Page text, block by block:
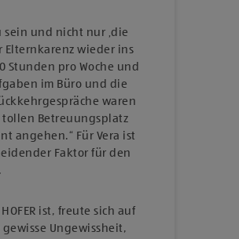
sein und nicht nur ‚die
Elternkarenz wieder ins
Stunden pro Woche und
im Büro und die
waren
Betreuungsplatz
angehen.“ Für Vera ist
Faktor für den
ist, freute sich auf
Ungewissheit,